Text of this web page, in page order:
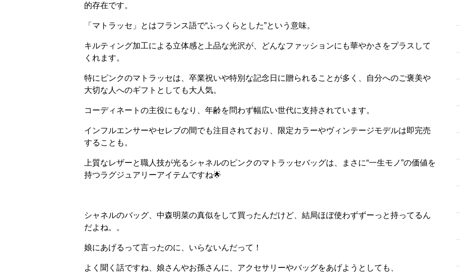
的存在です。
「マトラッセ」とはフランス語で“ふっくらとした”という意味。
キルティング加工による立体感と上品な光沢が、どんなファッションにも華やかさをプラスして
くれます。
特にピンクのマトラッセは、卒業祝いや特別な記念日に贈られることが多く、自分へのご褒美や
大切な人へのギフトとしても大人気。
コーディネートの主役にもなり、年齢を問わず幅広い世代に支持されています。
インフルエンサーやセレブの間でも注目されており、限定カラーやヴィンテージモデルは即完売
することも。
上質なレザーと職人技が光るシャネルのピンクのマトラッセバッグは、まさに“一生モノ”の価値を
持つラグジュアリーアイテムですね🌟
シャネルのバッグ、中森明菜の真似をして買ったんだけど、結局ほぼ使わずずーっと持ってるん
だよね。。
娘にあげるって言ったのに、いらないんだって！
よく聞く話ですね、娘さんやお孫さんに、アクセサリーやバッグをあげようとしても、